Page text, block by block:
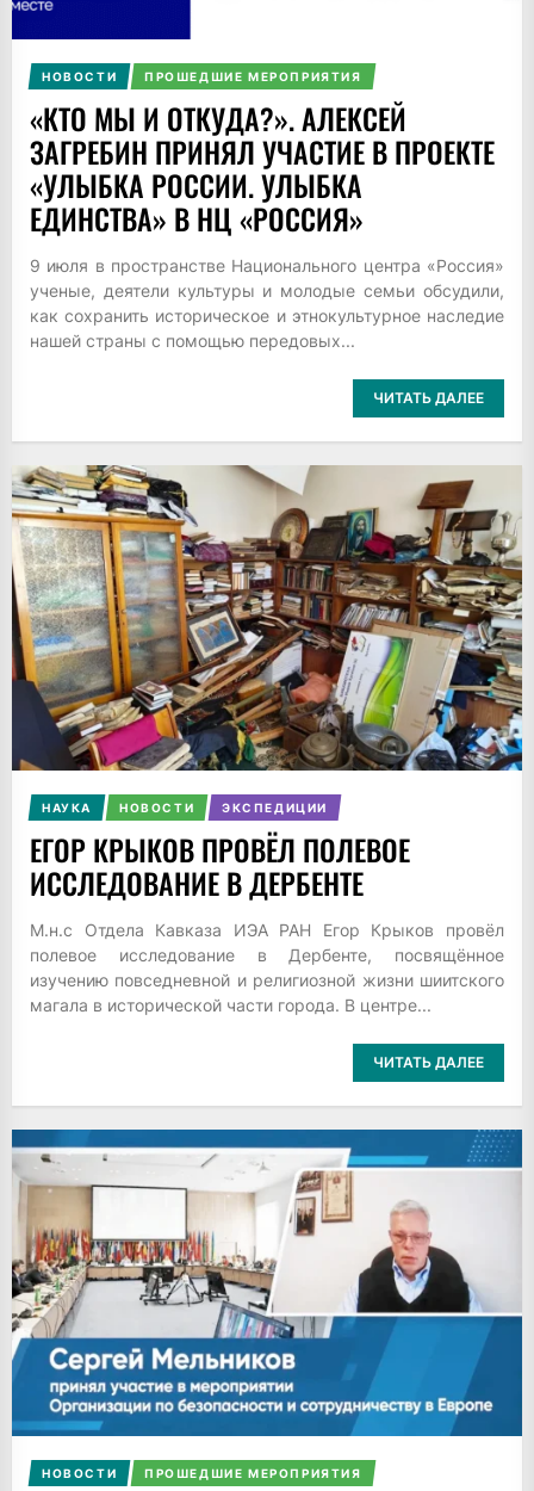
НОВОСТИ ПРОШЕДШИЕ МЕРОПРИЯТИЯ
«КТО МЫ И ОТКУДА?». АЛЕКСЕЙ
ЗАГРЕБИН ПРИНЯЛ УЧАСТИЕ В ПРОЕКТЕ
«УЛЫБКА РОССИИ. УЛЫБКА
ЕДИНСТВА» В НЦ «РОССИЯ»
9 июля в пространстве Национального центра «Россия»
ученые, деятели культуры и молодые семьи обсудили,
как сохранить историческое и этнокультурное наследие
нашей страны с помощью передовых...
ЧИТАТЬ ДАЛЕЕ
НАУКА НОВОСТИ ЭКСПЕДИЦИИ
ЕГОР КРЫКОВ ПРОВЁЛ ПОЛЕВОЕ
ИССЛЕДОВАНИЕ В ДЕРБЕНТЕ
М.н.с Отдела Кавказа ИЭА РАН Егор Крыков провёл
полевое исследование в Дербенте, посвящённое
изучению повседневной и религиозной жизни шиитского
магала в исторической части города. В центре...
ЧИТАТЬ ДАЛЕЕ
НОВОСТИ ПРОШЕДШИЕ МЕРОПРИЯТИЯ